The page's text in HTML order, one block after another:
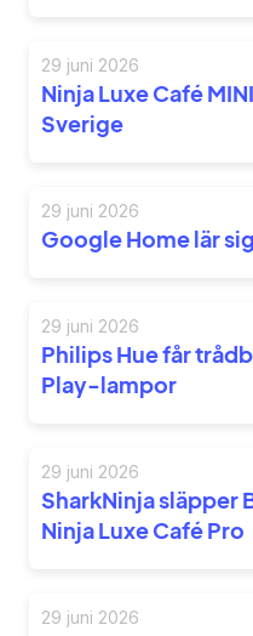
29 juni 2026
Ninja Luxe Café
Sverige
29 juni 2026
Google Home lär
29 juni 2026
Philips Hue får
Play-lampor
29 juni 2026
SharkNinja släpper
Ninja Luxe Café Pro
29 juni 2026